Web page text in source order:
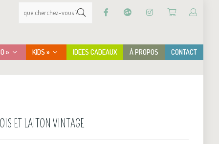
» KIDS » IDEES CADEAUX À PROPOS CONTACT
ET LAITON VINTAGE